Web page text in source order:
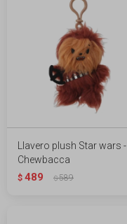
Llavero plush Star wars -
Chewbacca
$ 489 $589